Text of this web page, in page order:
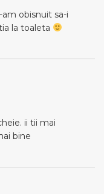
obisnuit sa-i
la toaleta
ii tii mai
bine